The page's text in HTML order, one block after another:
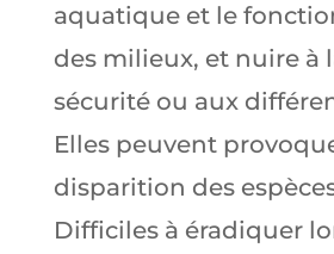
aquatique et le
des milieux, et nuire à
sécurité ou aux
Elles peuvent
disparition des
Difficiles à éradiquer